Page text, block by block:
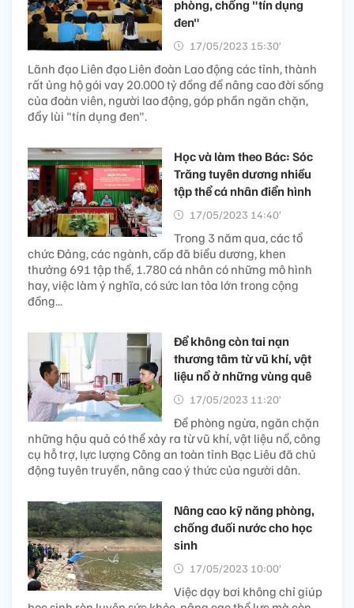
phòng, chống "tín dụng
đen"
17/05/2023 15:30’
Lãnh đạo Liên đạo Liên đoàn Lao động các tỉnh, thành
rất ủng hộ gói vay 20.000 tỷ đồng để nâng cao đời sống
của đoàn viên, người lao động, góp phần ngăn chặn,
đẩy lùi "tín dụng đen".
Học và làm theo Bác: Sóc
Trăng tuyên dương nhiều
tập thể cá nhân điển hình
17/05/2023 14:40’
Trong 3 năm qua, các tổ
chức Đảng, các ngành, cấp đã biểu dương, khen
thưởng 691 tập thể, 1.780 cá nhân có những mô hình
hay, việc làm ý nghĩa, có sức lan tỏa lớn trong cộng
đồng...
Để không còn tai nạn
thương tâm từ vũ khí, vật
liệu nổ ở những vùng quê
17/05/2023 11:20’
Để phòng ngừa, ngăn chặn
những hậu quả có thể xảy ra từ vũ khí, vật liệu nổ, công
cụ hỗ trợ, lực lượng Công an toàn tỉnh Bạc Liêu đã chủ
động tuyên truyền, nâng cao ý thức của người dân.
Nâng cao kỹ năng phòng,
chống đuối nước cho học
sinh
17/05/2023 10:00’
Việc dạy bơi không chỉ giúp